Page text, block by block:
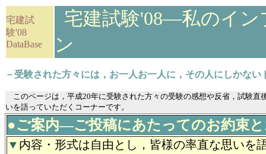
宅建試
験'08
DataBase
宅建試験'08―私のイン
ン
－受験された方々には，お一人お一人に，その人にしかない
このページは，平成20年に受験された方々の受験の感想や反省，試験直
いを語っていただくコーナーです。
●ご案内―ご投稿にあたってのお約束
▼ 内容・形式は自由とし，皆様の率直な思いを